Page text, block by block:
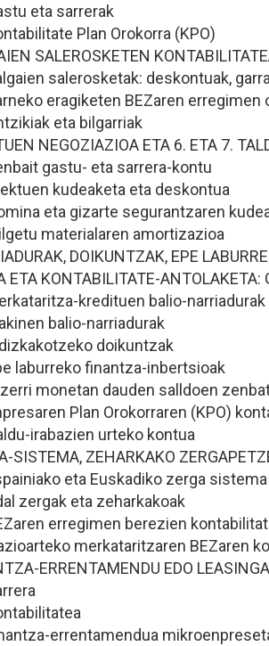
eta sarrerak
Plan Orokorra (KPO)
SALEROSKETEN
salerosketak: deskontuak,
eragiketen BEZaren
eta bilgarriak
NEGOZIAZIOA ETA 6. ETA 7.
gastu- eta sarrera-kontu
kudeaketa eta deskontua
eta gizarte segurantzaren
materialaren amortizazioa
DOIKUNTZAK, EPE
ETA KONTABILITATE-ANTOLAKETA:
kredituen balio-narriadurak
balio-narriadurak
doikuntzak
laburreko finantza-inbertsioak
monetan dauden salldoen
Plan Orokorraren (KPO)
irabazien urteko kontua
SISTEMA, ZEHARKAKO
eta Euskadiko zerga sistema
zergak eta zeharkakoak
erregimen berezien
merkataritzaren BEZaren
ERRENTAMENDU EDO LEASINGA
errentamendua